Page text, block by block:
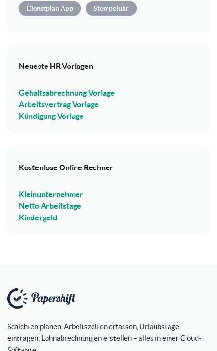
Dienstplan App Stempeluhr
Neueste HR Vorlagen
Gehaltsabrechnung Vorlage
Arbeitsvertrag Vorlage
Kündigung Vorlage
Kostenlose Online Rechner
Kleinunternehmer
Netto Arbeitstage
Kindergeld
Schichten planen, Arbeitszeiten erfassen, Urlaubstage
eintragen, Lohnabrechnungen erstellen – alles in einer Cloud-